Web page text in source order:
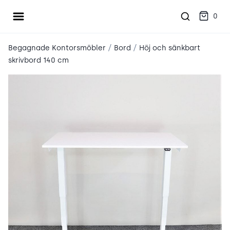
Öppna meny 0
Begagnade Kontorsmöbler / Bord / Höj och sänkbart
skrivbord 140 cm